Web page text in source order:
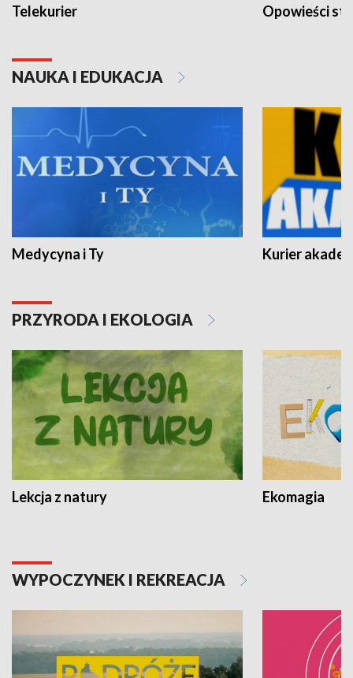
Telekurier Opowieści
NAUKA I EDUKACJA
Medycyna i Ty Kurier
PRZYRODA I EKOLOGIA
Lekcja z natury Ekomagia
WYPOCZYNEK I REKREACJA